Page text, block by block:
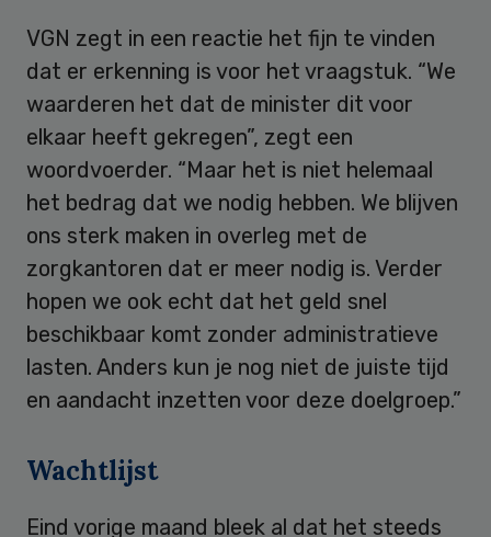
VGN zegt in een reactie het fijn te vinden
dat er erkenning is voor het vraagstuk. “We
waarderen het dat de minister dit voor
elkaar heeft gekregen”, zegt een
woordvoerder. “Maar het is niet helemaal
het bedrag dat we nodig hebben. We blijven
ons sterk maken in overleg met de
zorgkantoren dat er meer nodig is. Verder
hopen we ook echt dat het geld snel
beschikbaar komt zonder administratieve
lasten. Anders kun je nog niet de juiste tijd
en aandacht inzetten voor deze doelgroep.”
Wachtlijst
Eind vorige maand bleek al dat het steeds